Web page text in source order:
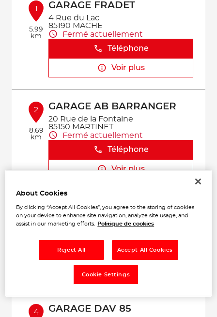
1
5.99
km
GARAGE FRADET
4 Rue du Lac
85190 MACHE
Fermé actuellement
Téléphone
Voir plus
2
8.69
km
GARAGE AB BARRANGER
20 Rue de la Fontaine
85150 MARTINET
Fermé actuellement
Téléphone
Voir plus
3
km
OUEST GARAGE SERVICE
16 La Pinsonniere
85190 VENANSAULT
Téléphone
4 GARAGE DAV 85
About Cookies
By clicking “Accept All Cookies”, you agree to the storing of cookies
on your device to enhance site navigation, analyze site usage, and
assist in our marketing efforts.
Politique de cookies
Reject All Accept All Cookies
Cookie Settings